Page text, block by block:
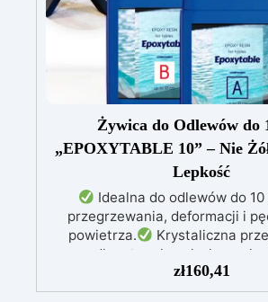
różnych powierzchni, w tym
metalu, łatwa w użyciu
Żywica do Odlewów do
„EPOXYTABLE 10” – Nie
Lepkość
Idealna do odlewów do 10
przegrzewania, deformacji i
powietrza.
Krystaliczna
długotrwały połysk, z
zapobiegającą żółknięciu.
na zarysowania i niska
zł160,41